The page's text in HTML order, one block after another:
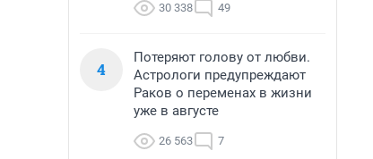
30 338 49
4
Потеряют голову от любви.
Астрологи предупреждают
Раков о переменах в жизни
уже в августе
26 563 7